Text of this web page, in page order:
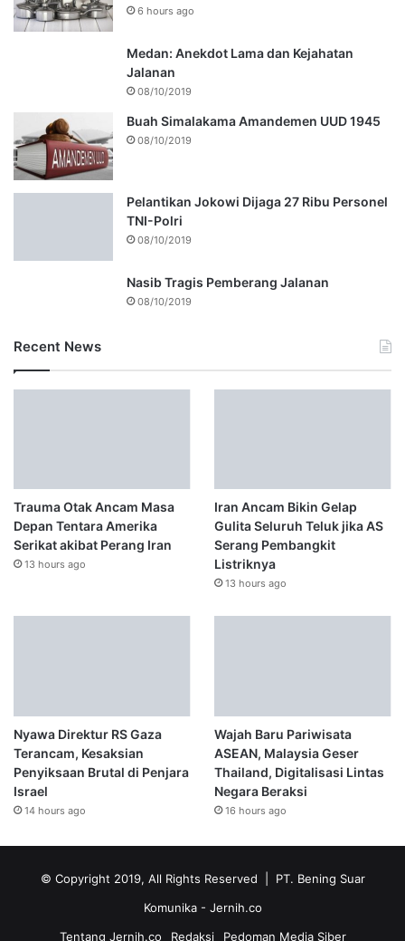
6 hours ago
Medan: Anekdot Lama dan Kejahatan
Jalanan
08/10/2019
Buah Simalakama Amandemen UUD 1945
08/10/2019
Pelantikan Jokowi Dijaga 27 Ribu Personel
TNI-Polri
08/10/2019
Nasib Tragis Pemberang Jalanan
08/10/2019
Recent News
Trauma Otak Ancam Masa
Depan Tentara Amerika
Serikat akibat Perang Iran
13 hours ago
Iran Ancam Bikin Gelap
Gulita Seluruh Teluk jika AS
Serang Pembangkit
Listriknya
13 hours ago
Nyawa Direktur RS Gaza
Terancam, Kesaksian
Penyiksaan Brutal di Penjara
Israel
14 hours ago
Wajah Baru Pariwisata
ASEAN, Malaysia Geser
Thailand, Digitalisasi Lintas
Negara Beraksi
16 hours ago
© Copyright 2019, All Rights Reserved | PT. Bening Suar
Komunika - Jernih.co
Tentang Jernih.co
Redaksi Pedoman Media Siber